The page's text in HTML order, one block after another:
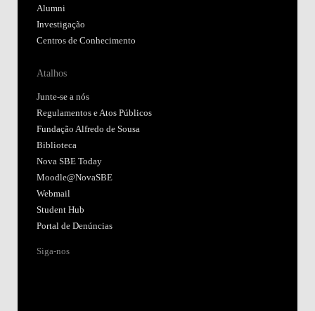
Alumni
Investigação
Centros de Conhecimento
Atalhos
Junte-se a nós
Regulamentos e Atos Públicos
Fundação Alfredo de Sousa
Biblioteca
Nova SBE Today
Moodle@NovaSBE
Webmail
Student Hub
Portal de Denúncias
Siga-nos